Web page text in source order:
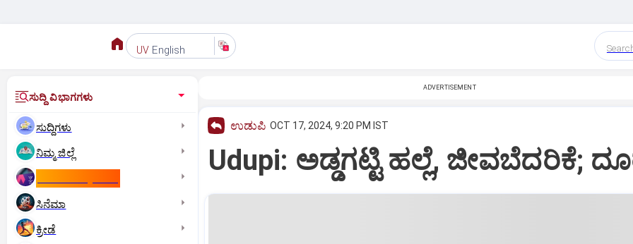
UV English
ಸುದ್ದಿ ವಿಭಾಗಗಳು
ಸುದ್ದಿಗಳು
ನಿಮ್ಮ ಜಿಲ್ಲೆ
ಸಿನೆಮಾ
ಕ್ರೀಡೆ
ADVERTISEMENT
ಉಡುಪಿ OCT 17, 2024, 9:20 PM IST
Udupi: ಅಡ್ಡಗಟ್ಟಿ ಹಲ್ಲೆ, ಜೀವಬೆದರಿಕೆ;